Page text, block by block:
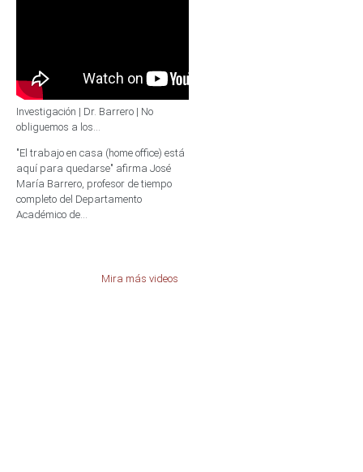
Investigación | Dr. Barrero | No
obliguemos a los...
"El trabajo en casa (home office) está
aquí para quedarse" afirma José
María Barrero, profesor de tiempo
completo del Departamento
Académico de...
Mira más videos